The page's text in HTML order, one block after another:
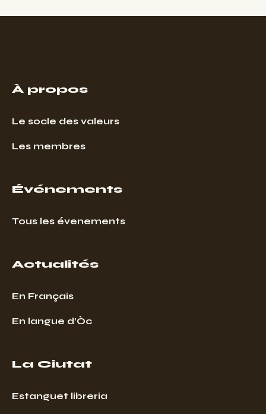
À propos
Le socle des valeurs
Les membres
Événements
Tous les évenements
Actualités
En Français
En langue d’Òc
La Ciutat
Estanguet libreria